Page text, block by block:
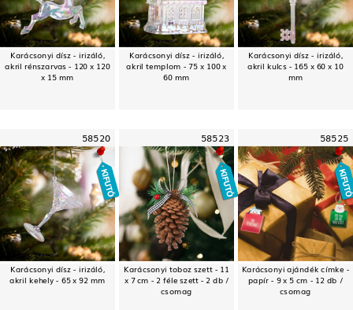
Karácsonyi dísz - irizáló,
akril rénszarvas - 120 x 120
x 15 mm
Karácsonyi dísz - irizáló,
akril templom - 75 x 100 x
60 mm
Karácsonyi dísz - irizáló,
akril kulcs - 165 x 60 x 10
mm
58520
Karácsonyi dísz - irizáló,
akril kehely - 65 x 92 mm
58523
Karácsonyi toboz szett - 11
x 7 cm - 2 féle szett - 2 db /
csomag
58525
Karácsonyi ajándék címke -
papír - 9 x 5 cm - 12 db /
csomag